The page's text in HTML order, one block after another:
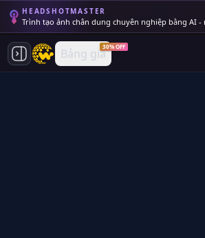
HEADSHOTMASTER
Trình tạo ảnh chân dung chuyên nghiệp bằng AI -
Bảng giá30% OFF